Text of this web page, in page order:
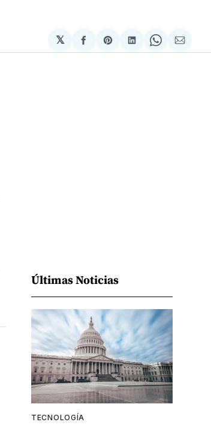
𝕏
Compartir
en
Share
on
Compartir
en
Share
on
via
Últimas Noticias
TECNOLOGÍA